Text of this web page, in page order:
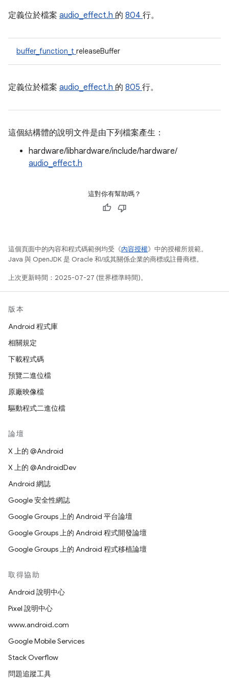
定義位於檔案 audio_effect.h 的 804 行。
buffer_function_t releaseBuffer
定義位於檔案 audio_effect.h 的 805 行。
這個結構體的說明文件是由下列檔案產生：
hardware/libhardware/include/hardware/
audio_effect.h
這對你有幫助嗎？
這個頁面中的內容和程式碼範例均受《內容授權》中的授權所規範。
Java 與 OpenJDK 是 Oracle 和/或其關係企業的商標或註冊商標。
上次更新時間：2025-07-27 (世界標準時間)。
版本
Android 程式庫
相關規定
下載程式碼
預覽二進位檔
原廠映像檔
驅動程式二進位檔
論壇
X 上的 @Android
X 上的 @AndroidDev
Android 網誌
Google 安全性網誌
Google Groups 上的 Android 平台論壇
Google Groups 上的 Android 程式開發論壇
Google Groups 上的 Android 程式移植論壇
取得協助
Android 說明中心
Pixel 說明中心
www.android.com
Google Mobile Services
Stack Overflow
問題追蹤工具